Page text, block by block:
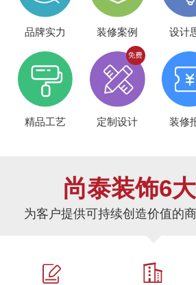
品牌实力 装修案例 设计
精品工艺 定制设计 装修
尚泰装饰6
为客户提供可持续创造价值的